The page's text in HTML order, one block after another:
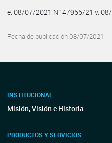
e. 08/07/2021 N° 47955/21 v.
Fecha de publicación 08/07/2021
INSTITUCIONAL
Misión, Visión e Historia
PRODUCTOS Y SERVICIOS